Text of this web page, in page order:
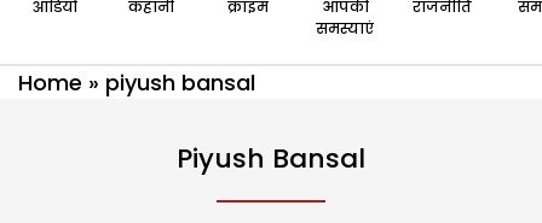
ऑडियो कहानी क्राइम
आपकी
समस्याएं
राजनीति
Home » piyush bansal
Piyush Bansal